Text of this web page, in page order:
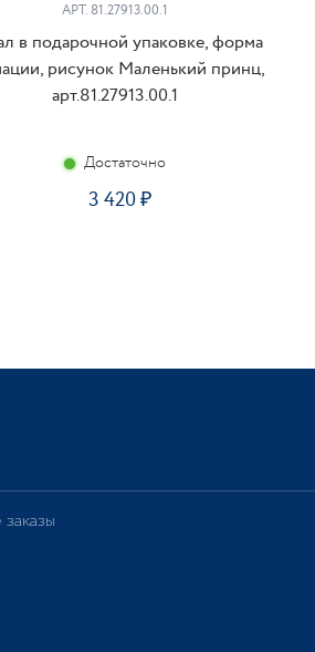
АРТ. 81.27913.00.1
в подарочной упаковке, форма
рисунок Маленький принц,
арт.81.27913.00.1
Достаточно
3 420